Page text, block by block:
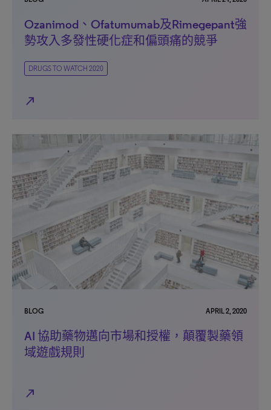
Ozanimod、Ofatumumab及Rimegepant強
勢攻入多發性硬化症和偏頭痛的競爭
DRUGS TO WATCH 2020
north_east
BLOG APRIL 2, 2020
AI 協助藥物邁向市場和授權，顛覆製藥領
域遊戲規則
north_east